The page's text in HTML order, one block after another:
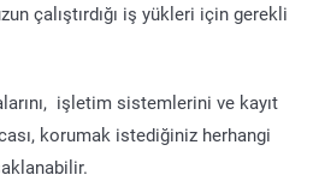
çalıştırdığı iş yükleri için gerekli
işletim sistemlerini ve kayıt
korumak istediğiniz herhangi